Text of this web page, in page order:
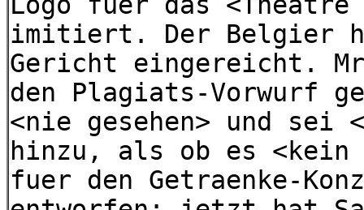
imitiert. Der Belgier
Gericht eingereicht.
den Plagiats-Vorwurf
<nie gesehen> und
hinzu, als ob es <kein
fuer den Getraenke-